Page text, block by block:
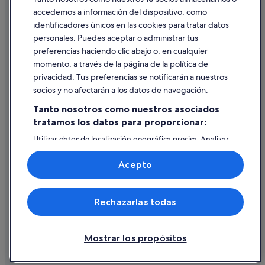
Meeting Point hoteles en Adeje
Hoteles con restaurante en Adeje
Hoteles de aventura en Adeje
Hoteles de 3 estrellas en Adeje
Hoteles para bodas en Adeje
Hoteles románticos en Adeje
Hoteles LGTBQIA en Adeje
Apartamentos en Fañabé
Ayuda
Cancelar un vuelo
Cancelar una reserva de hotel o de un alquiler vacacional
Utilizar un cupón de Expedia
Documentos para viajes internacionales
© 2026 Expedia, Inc., una empresa de Expedia Group. Todos los
derechos reservados. Expedia y el logotipo de Expedia son marcas
comerciales o marcas comerciales registradas de Expedia, Inc.
accedemos a información del dispositivo, como
identificadores únicos en las cookies para tratar datos
personales. Puedes aceptar o administrar tus
preferencias haciendo clic abajo o, en cualquier
momento, a través de la página de la política de
privacidad. Tus preferencias se notificarán a nuestros
socios y no afectarán a los datos de navegación.
Tanto nosotros como nuestros asociados
tratamos los datos para proporcionar:
Utilizar datos de localización geográfica precisa. Analizar
activamente las características del dispositivo para su
identificación. Almacenar la información en un dispositivo
y/o acceder a ella. Publicidad y contenido personalizados,
medición de publicidad y contenido, investigación de
audiencia y desarrollo de servicios.
Lista de asociados (proveedores)
Mostrar los propósitos
Rechazarlas todas
Acepto